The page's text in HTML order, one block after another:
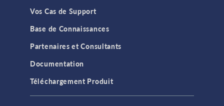
Vos Cas de Support
Base de Connaissances
Partenaires et Consultants
Documentation
Téléchargement Produit